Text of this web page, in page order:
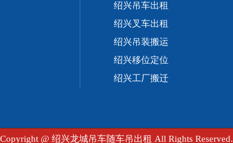
绍兴吊车出租
绍兴叉车出租
绍兴吊装搬运
绍兴移位定位
绍兴工厂搬迁
Copyright @ 绍兴龙城吊车随车吊出租 All Rights Reserved.